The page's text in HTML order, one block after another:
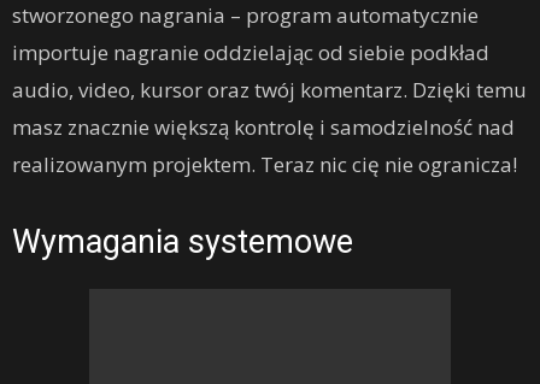
stworzonego nagrania – program automatycznie
importuje nagranie oddzielając od siebie podkład
audio, video, kursor oraz twój komentarz. Dzięki temu
masz znacznie większą kontrolę i samodzielność nad
realizowanym projektem. Teraz nic cię nie ogranicza!
Wymagania systemowe